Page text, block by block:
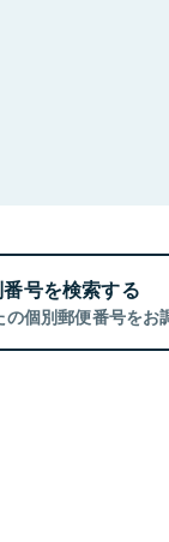
号を検索する
個別郵便番号をお